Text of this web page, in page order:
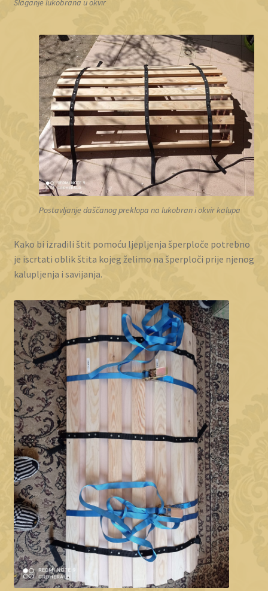
Slaganje lukobrana u okvir
Postavljanje daščanog preklopa na lukobran i okvir kalupa
Kako bi izradili štit pomoću ljepljenja šperploče potrebno
je iscrtati oblik štita kojeg želimo na šperploči prije njenog
kalupljenja i savijanja.